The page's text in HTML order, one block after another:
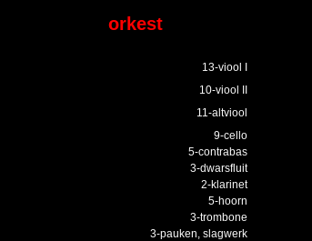
orkest
13-viool I
10-viool II
11-altviool
9-cello
5-contrabas
3-dwarsfluit
2-klarinet
5-hoorn
3-trombone
3-pauken, slagwerk